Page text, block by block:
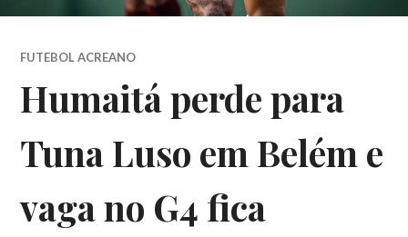
FUTEBOL ACREANO
Humaitá perde para
Tuna Luso em Belém e
vaga no G4 fica